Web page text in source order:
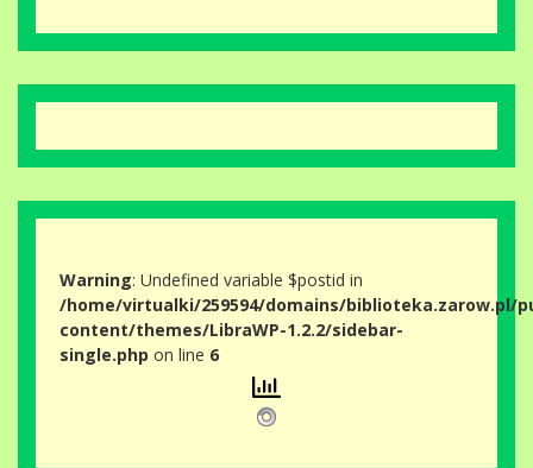
Warning: Undefined variable $postid in
/home/virtualki/259594/domains/biblioteka.zarow.pl/
content/themes/LibraWP-1.2.2/sidebar-
single.php on line 6